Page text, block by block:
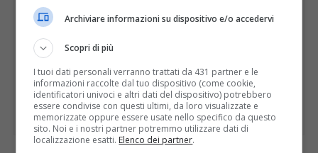
Archiviare informazioni su dispositivo e/o accedervi
Scopri di più
I tuoi dati personali verranno trattati da 431 partner e le
informazioni raccolte dal tuo dispositivo (come cookie,
identificatori univoci e altri dati del dispositivo) potrebbero
essere condivise con questi ultimi, da loro visualizzate e
memorizzate oppure essere usate nello specifico da questo
sito. Noi e i nostri partner potremmo utilizzare dati di
localizzazione esatti. Elenco dei partner.